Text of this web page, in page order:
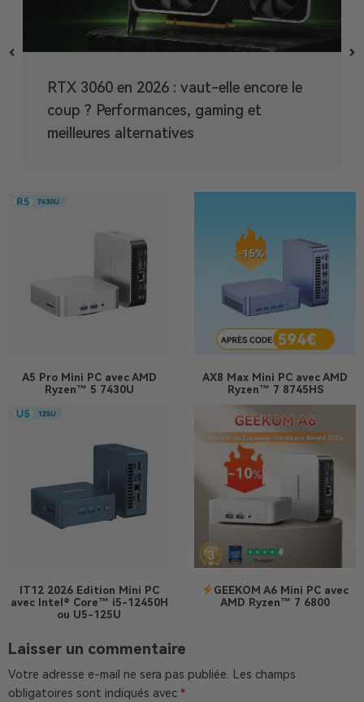
RTX 3060 en 2026 : vaut-elle encore le
coup ? Performances, gaming et
meilleures alternatives
A5 ProMini PC avec AMD
Ryzen™ 5 7430U
AX8 Max Mini PC avec AMD
Ryzen™ 7 8745HS
IT12 2026 Edition Mini PC
avec Intel® Core™ i5-12450H
ou U5-125U
GEEKOM A6 Mini PC avec
AMD Ryzen™ 7 6800
Laisser un commentaire
Votre adresse e-mail ne sera pas publiée. Les champs
obligatoires sont indiqués avec *